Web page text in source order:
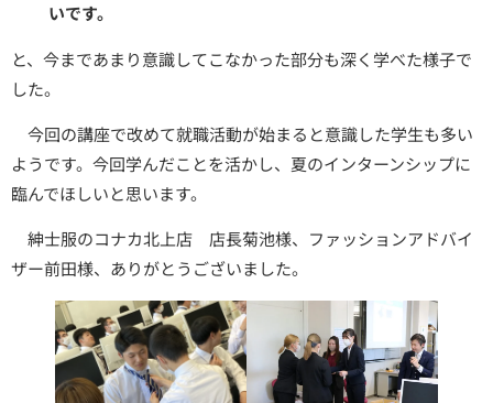
いです。
と、今まであまり意識してこなかった部分も深く学べた様子で
した。
今回の講座で改めて就職活動が始まると意識した学生も多い
ようです。今回学んだことを活かし、夏のインターンシップに
臨んでほしいと思います。
紳士服のコナカ北上店 店長菊池様、ファッションアドバイ
ザー前田様、ありがとうございました。